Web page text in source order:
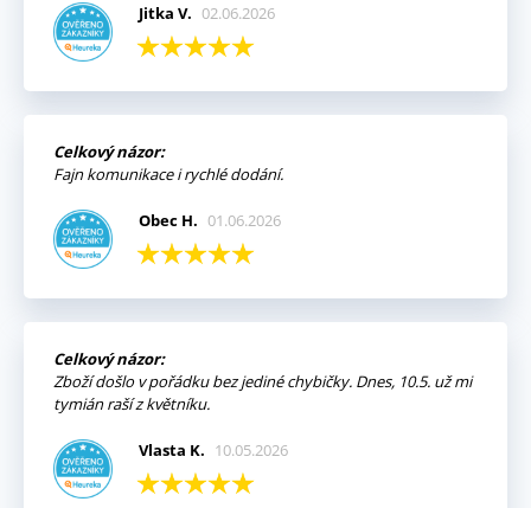
Jitka V. 02.06.2026
Celkový názor:
Fajn komunikace i rychlé dodání.
Obec H. 01.06.2026
Celkový názor:
Zboží došlo v pořádku bez jediné chybičky. Dnes, 10.5. už mi
tymián raší z květníku.
Vlasta K. 10.05.2026